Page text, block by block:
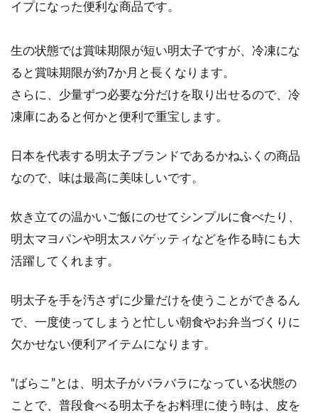
イプになった便利な商品です。
生の状態では賞味期限が短い明太子ですが、冷凍にな
ると賞味期限が約7か月と長くなります。
さらに、少量ずつ必要な分だけを取り出せるので、冷
凍庫にあると何かと便利で重宝します。
日本を代表する明太子ブランドであるかねふくの商品
なので、味は最高に美味しいです。
炊き立ての温かいご飯にのせてシンプルに食べたり、
明太マヨパンや明太スパゲッティなどを作る時にも大
活躍してくれます。
明太子を手を汚さずに少量だけを使うことができるん
で、一度使ってしまうと忙しい朝食やお弁当づくりに
欠かせない便利アイテムになります。
“ばらこ”とは、明太子がバラバラになっている状態の
ことで、普段食べる明太子をお料理に使う時は、皮を